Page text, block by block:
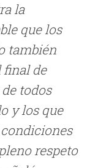
la
que los
también
final de
todos
y los que
respeto